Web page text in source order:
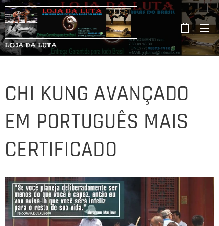
LOJA DA LUTA
CHI KUNG AVANÇADO
EM PORTUGUÊS MAIS
CERTIFICADO